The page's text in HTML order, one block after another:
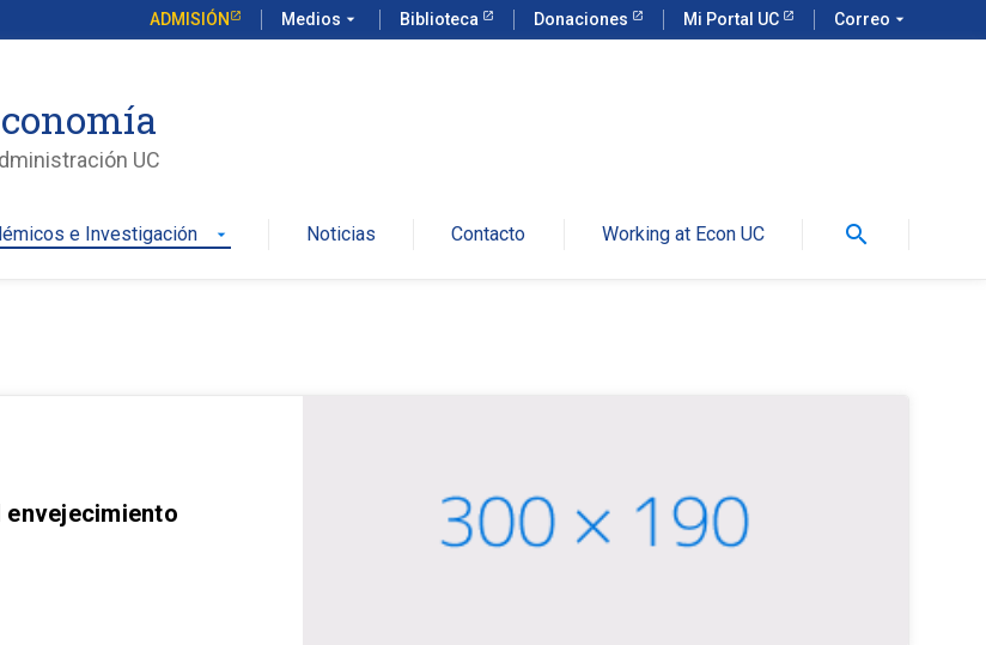
ADMISIÓN Medios arrow_drop_down Biblioteca Donaciones Mi Portal UC Correo arrow_drop_down
UC
e Investigación arrow_drop_down Noticias Contacto Working at Econ UC search
envejecimiento